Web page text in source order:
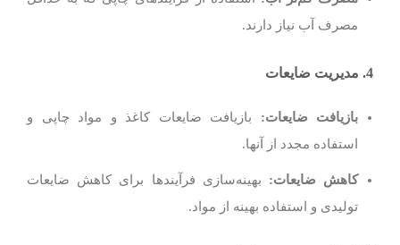
مصرف آب نیاز دارند.
4. مدیریت ضایعات
بازیافت ضایعات: بازیافت ضایعات کاغذ و مواد چاپی و
استفاده مجدد از آنها.
کاهش ضایعات: بهینه‌سازی فرآیندها برای کاهش ضایعات
تولیدی و استفاده بهینه از مواد.